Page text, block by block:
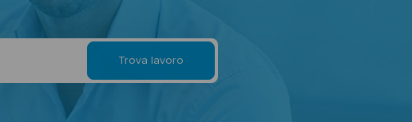
Trova lavoro